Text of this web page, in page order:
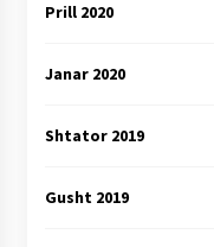
Prill 2020
Janar 2020
Shtator 2019
Gusht 2019